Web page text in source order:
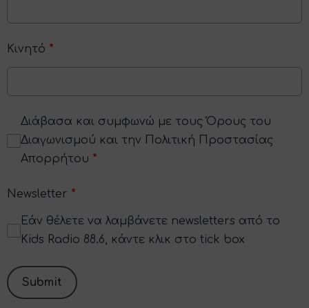
Κινητό *
Διάβασα και συμφωνώ με τους Όρους του
Διαγωνισμού και την Πολιτική Προστασίας
Απορρήτου *
Newsletter *
Εάν θέλετε να λαμβάνετε newsletters από το
Kids Radio 88.6, κάντε κλικ στο tick box
This can be left alone:
Submit